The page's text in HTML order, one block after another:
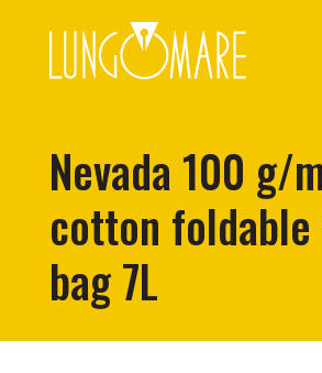
Nevada 100 g/
cotton
bag 7L